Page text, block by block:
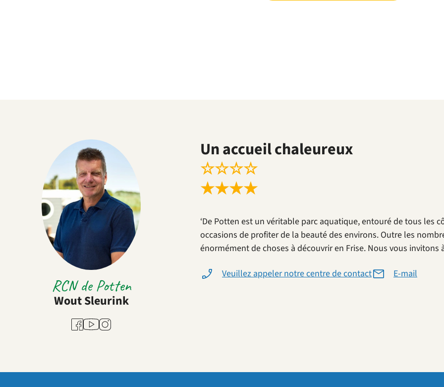
RCN de Potten
Wout Sleurink
Facebook
YoutubeInstagram
Un accueil chaleureux
☆☆☆☆
★★★★
‘De Potten est un véritable parc aquatique, entouré de tous les
occasions de profiter de la beauté des environs. Outre les
énormément de choses à découvrir en Frise. Nous vous
Veuillez appeler notre centre de contact E-mail